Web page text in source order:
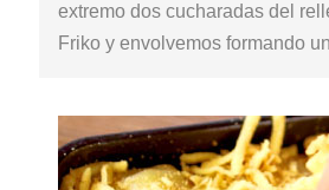
extremo dos cucharadas del
Friko y envolvemos formando